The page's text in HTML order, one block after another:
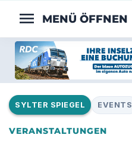
menu
SYLTER SPIEGEL EVENTS
VERANSTALTUNGEN